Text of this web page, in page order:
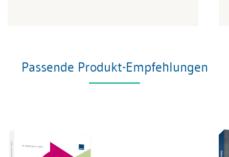
Passende Produkt-Empfehlungen